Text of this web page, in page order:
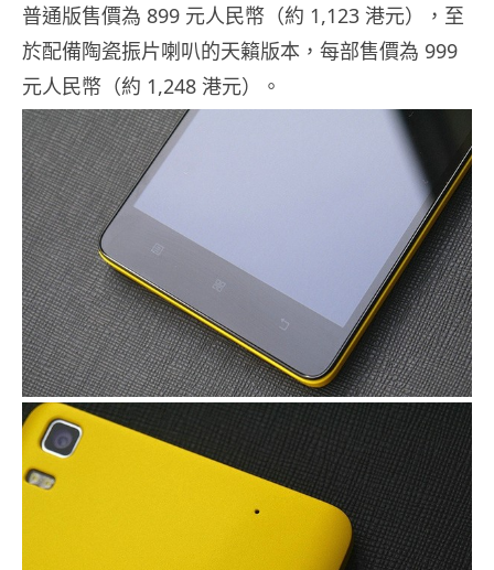
普通版售價為 899 元人民幣（約 1,123 港元），至
於配備陶瓷振片喇叭的天籟版本，每部售價為 999
元人民幣（約 1,248 港元）。